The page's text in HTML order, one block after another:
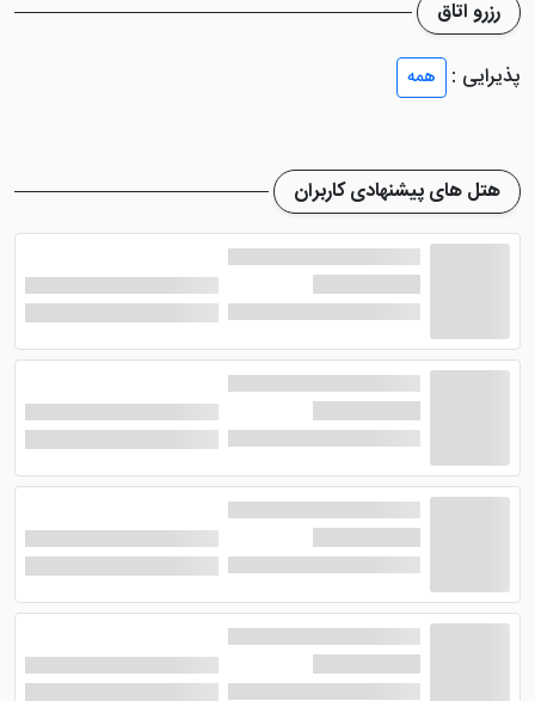
رزرو اتاق
پذیرایی :
همه
هتل های پیشنهادی کاربران